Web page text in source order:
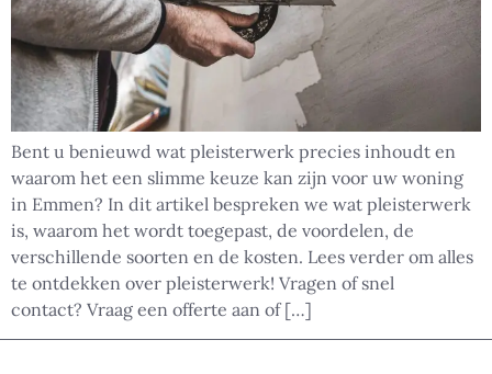
Bent u benieuwd wat pleisterwerk precies inhoudt en
waarom het een slimme keuze kan zijn voor uw woning
in Emmen? In dit artikel bespreken we wat pleisterwerk
is, waarom het wordt toegepast, de voordelen, de
verschillende soorten en de kosten. Lees verder om alles
te ontdekken over pleisterwerk! Vragen of snel
contact? Vraag een offerte aan of […]